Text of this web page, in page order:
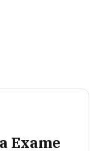
Exame